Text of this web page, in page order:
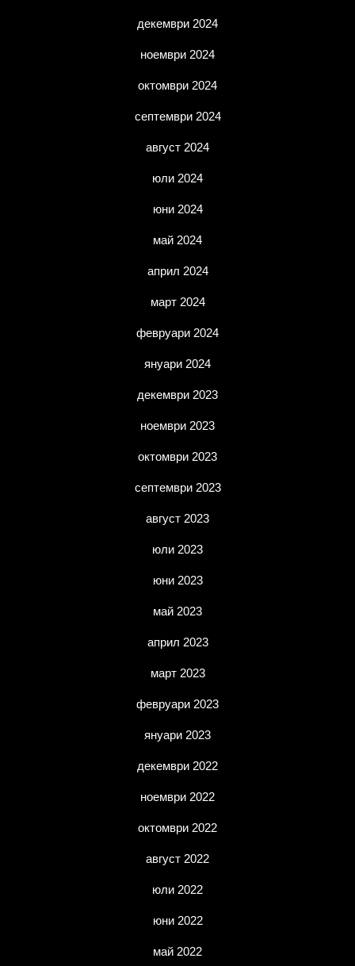
декември 2024
ноември 2024
октомври 2024
септември 2024
август 2024
юли 2024
юни 2024
май 2024
април 2024
март 2024
февруари 2024
януари 2024
декември 2023
ноември 2023
октомври 2023
септември 2023
август 2023
юли 2023
юни 2023
май 2023
април 2023
март 2023
февруари 2023
януари 2023
декември 2022
ноември 2022
октомври 2022
август 2022
юли 2022
юни 2022
май 2022